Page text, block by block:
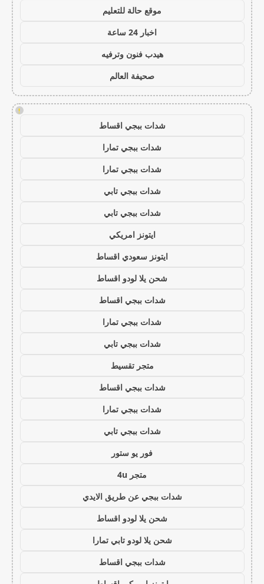
موقع حالة للتعليم
اخبار 24 ساعة
هيدب فنون وترفيه
صحيفة العالم
!
شدات ببجي اقساط
شدات ببجي تمارا
شدات ببجي تمارا
شدات ببجي تابي
شدات ببجي تابي
ايتونز امريكي
ايتونز سعودي اقساط
شحن يلا لودو اقساط
شدات ببجي اقساط
شدات ببجي تمارا
شدات ببجي تابي
متجر تقسيط
شدات ببجي اقساط
شدات ببجي تمارا
شدات ببجي تابي
فور يو ستور
متجر 4u
شدات ببجي عن طريق الايدي
شحن يلا لودو اقساط
شحن يلا لودو تابي تمارا
شدات ببجي اقساط